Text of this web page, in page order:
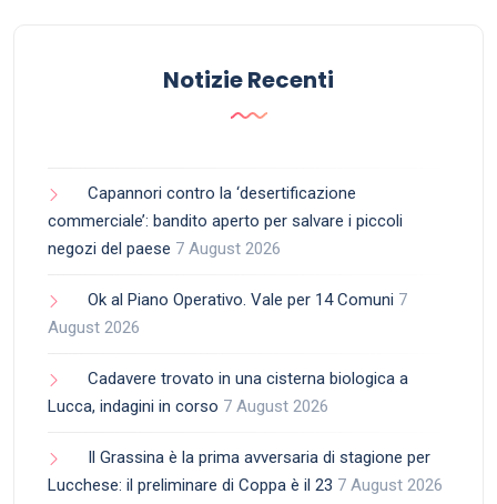
Notizie Recenti
Capannori contro la ‘desertificazione
commerciale’: bandito aperto per salvare i piccoli
negozi del paese 7 August 2026
Ok al Piano Operativo. Vale per 14 Comuni 7
August 2026
Cadavere trovato in una cisterna biologica a
Lucca, indagini in corso 7 August 2026
Il Grassina è la prima avversaria di stagione per
Lucchese: il preliminare di Coppa è il 23 7 August 2026